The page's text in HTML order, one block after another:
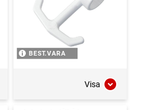
BEST.VARA
Visa